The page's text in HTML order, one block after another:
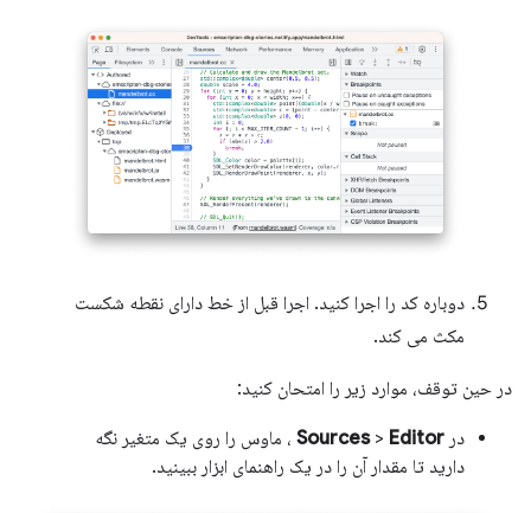
دوباره کد را اجرا کنید. اجرا قبل از خط دارای نقطه شکست
مکث می کند.
در حین توقف، موارد زیر را امتحان کنید:
در Sources> Editor
، ماوس را روی یک متغیر نگه
دارید تا مقدار آن را در یک راهنمای ابزار ببینید.